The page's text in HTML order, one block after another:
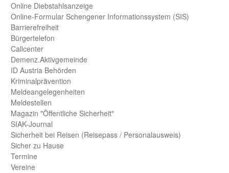
Online Diebstahls­anzeige
Online-Formular Schengener Informationssystem (SIS)
Barriere­freiheit
Bürger­telefon
Call­center
Demenz.Aktiv­gemeinde
ID Austria Behörden
Kriminal­prävention
Melde­an­ge­le­gen­heiten
Meld­estellen
Magazin "Öffentliche Sicherheit"
SIAK-Journal
Sicherheit bei Reisen (Reise­pass / Personal­ausweis)
Sicher zu Hause
Termine
Vereine